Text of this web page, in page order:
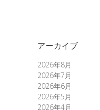
アーカイブ
2026年8月
2026年7月
2026年6月
2026年5月
2026年4月